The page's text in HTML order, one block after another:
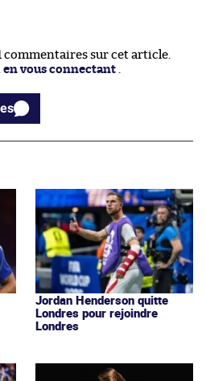
commentaires sur cet article.
en vous connectant
Jordan Henderson quitte
Londres pour rejoindre
Londres